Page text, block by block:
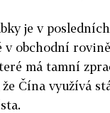
je v
obchodní
má tamní
Čína využívá